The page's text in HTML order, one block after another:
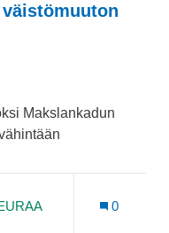
Makslankadun
SEURAAJAA 0